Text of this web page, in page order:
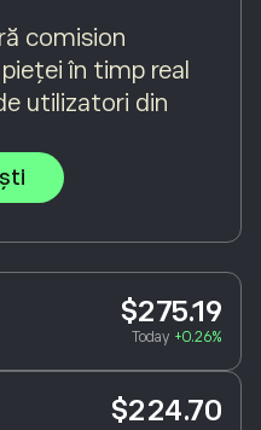
comision
în timp real
utilizatori din
$275.19
Today +0.26%
$224.70